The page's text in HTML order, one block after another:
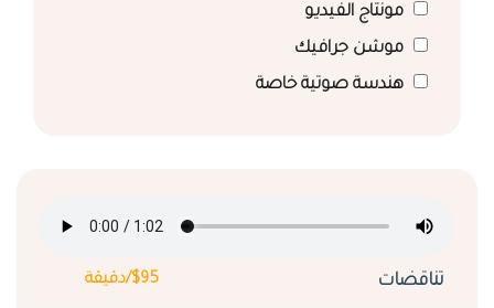
مونتاج الفيديو
موشن جرافيك
هندسة صوتية خاصة
تناقضات $95/دقيقة